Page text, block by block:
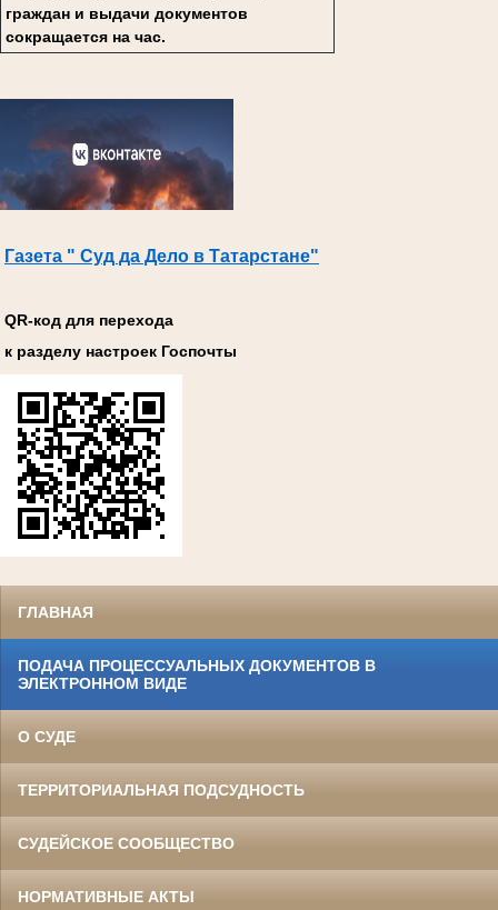
граждан и выдачи документов
сокращается на час.
Газета " Суд да Дело в Татарстане"
QR-код для перехода
к разделу настроек Госпочты
ГЛАВНАЯ
ПОДАЧА ПРОЦЕССУАЛЬНЫХ ДОКУМЕНТОВ В
ЭЛЕКТРОННОМ ВИДЕ
О СУДЕ
ТЕРРИТОРИАЛЬНАЯ ПОДСУДНОСТЬ
СУДЕЙСКОЕ СООБЩЕСТВО
НОРМАТИВНЫЕ АКТЫ